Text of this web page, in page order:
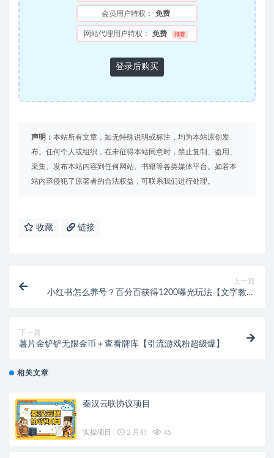
会员用户特权： 免费
网站代理用户特权： 免费 推荐
登录后购买
声明： 本站所有文章，如无特殊说明或标注，均为本站原创发
布。任何个人或组织，在未征得本站同意时，禁止复制、盗用、
采集、发布本站内容到任何网站、书籍等各类媒体平台。如若本
站内容侵犯了原著者的合法权益，可联系我们进行处理。
收藏 链接
上一篇
小红书怎么养号？百分百获得1200曝光玩法【文字教程
下一篇
薯片金铲铲无限金币＋查看牌库【引流游戏粉超级爆】
相关文章
秦汉云联协议项目
实操项目 2 月前 45